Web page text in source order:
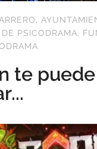
,
PSICODRAMA,
te puede